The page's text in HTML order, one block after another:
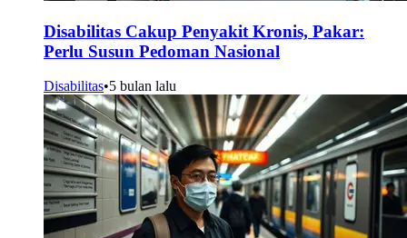
Disabilitas Cakup Penyakit Kronis, Pakar:
Perlu Susun Pedoman Nasional
Disabilitas•5 bulan lalu